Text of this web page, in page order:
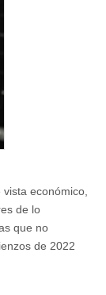
económico,
de lo
que no
de 2022